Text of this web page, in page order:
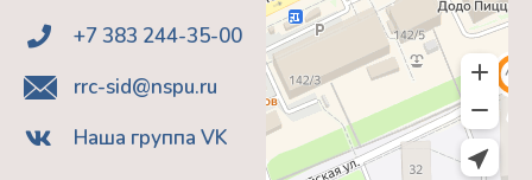
+7 383 244-35-00
rrc-sid@nspu.ru
Наша группа VK